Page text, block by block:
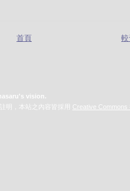
首頁
vision.
註明，本站之內容皆採用 Creative Commons